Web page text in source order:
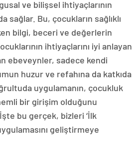
ve bilişsel ihtiyaçlarının
sağlar. Bu, çocukların sağlıklı
bilgi, beceri ve değerlerin
ihtiyaçlarını iyi anlayan
ebeveynler, sadece kendi
huzur ve refahına da katkıda
uygulamanın, çocukluk
bir girişim olduğunu
bu gerçek, bizleri ‘İlk
geliştirmeye